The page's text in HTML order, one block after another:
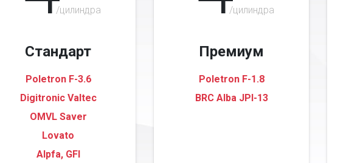
/цилиндра
Стандарт
Poletron F-3.6
Digitronic Valtec
OMVL Saver
Lovato
Alpfa, GFI
/цилиндра
Премиум
Poletron F-1.8
BRC Alba JPI-13